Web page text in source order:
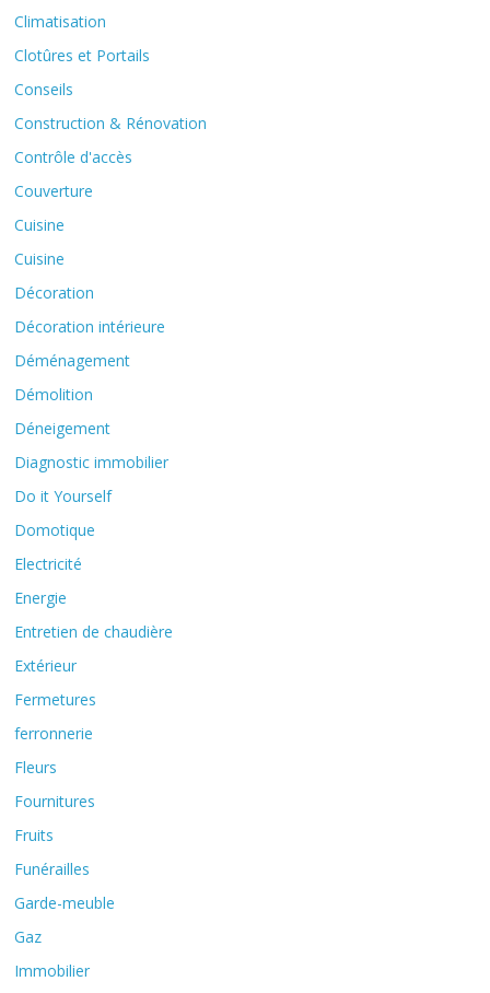
Climatisation
Clotûres et Portails
Conseils
Construction & Rénovation
Contrôle d'accès
Couverture
Cuisine
Cuisine
Décoration
Décoration intérieure
Déménagement
Démolition
Déneigement
Diagnostic immobilier
Do it Yourself
Domotique
Electricité
Energie
Entretien de chaudière
Extérieur
Fermetures
ferronnerie
Fleurs
Fournitures
Fruits
Funérailles
Garde-meuble
Gaz
Immobilier